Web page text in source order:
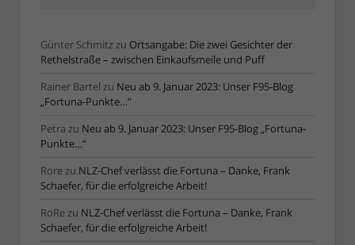
Günter Schmitzzu Ortsangabe: Die zwei Gesichter der
Rethelstraße – zwischen Einkaufsmeile und Puff
Rainer Bartel zu Neu ab 9. Januar 2023: Unser F95-Blog
„Fortuna-Punkte…“
Petra zu Neu ab 9. Januar 2023: Unser F95-Blog „Fortuna-
Punkte…“
Rorezu NLZ-Chef verlässt die Fortuna – Danke, Frank
Schaefer, für die erfolgreiche Arbeit!
RoRezu NLZ-Chef verlässt die Fortuna – Danke, Frank
Schaefer, für die erfolgreiche Arbeit!